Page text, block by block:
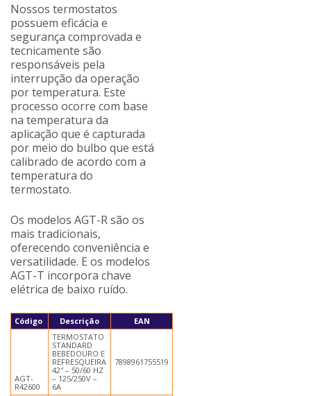
Nossos termostatos
possuem eficácia e
segurança comprovada e
tecnicamente são
responsáveis pela
interrupção da operação
por temperatura. Este
processo ocorre com base
na temperatura da
aplicação que é capturada
por meio do bulbo que está
calibrado de acordo com a
temperatura do
termostato.
Os modelos AGT-R são os
mais tradicionais,
oferecendo conveniência e
versatilidade. E os modelos
AGT-T incorpora chave
elétrica de baixo ruído.
Código Descrição EAN
AGT-
R42600
TERMOSTATO
STANDARD
BEBEDOURO E
REFRESQUEIRA
42″ – 50/60 HZ
– 125/250V –
6A
7898961755519